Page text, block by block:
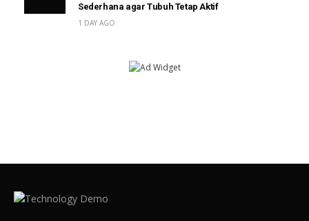
Sederhana agar Tubuh Tetap Aktif
1 DAY AGO